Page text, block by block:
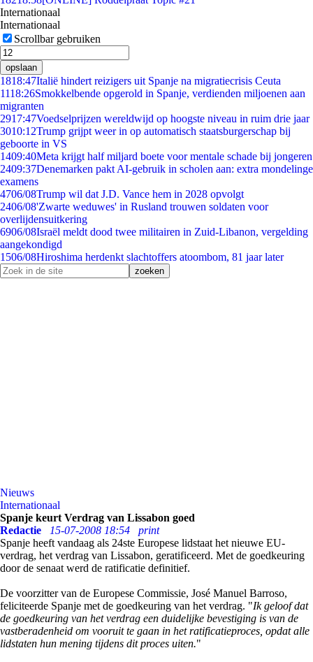
Internationaal
Internationaal
Scrollbar gebruiken
opslaan
1818:47Italië hindert reizigers uit Spanje na migratiecrisis Ceuta
1118:26Smokkelbende opgerold in Spanje, verdienden miljoenen aan
migranten
2917:47Voedselprijzen wereldwijd op hoogste niveau in ruim drie jaar
3010:12Trump grijpt weer in op automatisch staatsburgerschap bij
geboorte in VS
1409:40Meta krijgt half miljard boete voor mentale schade bij jongeren
2409:37Denemarken pakt AI-gebruik in scholen aan: extra mondelinge
examens
4706/08Trump wil dat J.D. Vance hem in 2028 opvolgt
2406/08'Zwarte weduwes' in Rusland trouwen soldaten voor
overlijdensuitkering
6906/08Israël meldt dood twee militairen in Zuid-Libanon, vergelding
aangekondigd
1506/08Hiroshima herdenkt slachtoffers atoombom, 81 jaar later
Nieuws
Internationaal
Spanje keurt Verdrag van Lissabon goed
Redactie
15-07-2008 18:54
print
Spanje heeft vandaag als 24ste Europese lidstaat het nieuwe EU-
verdrag, het verdrag van Lissabon, geratificeerd. Met de goedkeuring
door de senaat werd de ratificatie definitief.
De voorzitter van de Europese Commissie, José Manuel Barroso,
feliciteerde Spanje met de goedkeuring van het verdrag. "Ik geloof dat
de goedkeuring van het verdrag een duidelijke bevestiging is van de
vastberadenheid om vooruit te gaan in het ratificatieproces, opdat alle
lidstaten hun mening tijdens dit proces uiten."